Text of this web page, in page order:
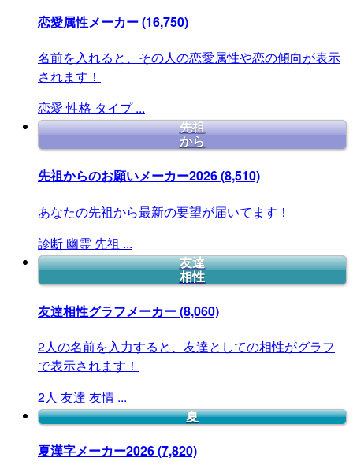
恋愛属性メーカー(16,750)
名前を入れると、その人の恋愛属性や恋の傾向が表示
されます！
恋愛 性格 タイプ ...
先祖
から
先祖からのお願いメーカー2026(8,510)
あなたの先祖から最新の要望が届いてます！
診断 幽霊 先祖 ...
友達
相性
友達相性グラフメーカー(8,060)
2人の名前を入力すると、友達としての相性がグラフ
で表示されます！
2人 友達 友情 ...
夏
夏漢字メーカー2026(7,820)